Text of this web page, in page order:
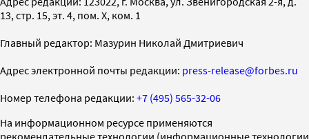
13, стр. 15, эт. 4, пом. X, ком. 1
Главный редактор: Мазурин Николай Дмитриевич
Адрес электронной почты редакции: press-release@forbes.ru
Номер телефона редакции: +7 (495) 565-32-06
На информационном ресурсе применяются
рекомендательные технологии (информационные технологии